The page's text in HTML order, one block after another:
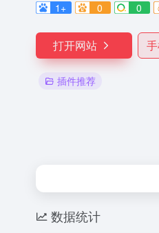
1+
0 0
打开网站
插件推荐
数据统计